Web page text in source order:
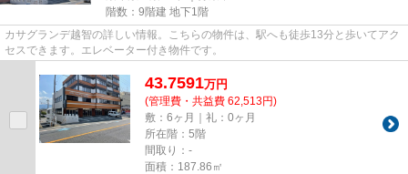
階数：9階建 地下1階
カサグランデ越智の詳しい情報。こちらの物件は、駅へも徒歩13分と歩いてアク
セスできます。エレベーター付き物件です。
43.7591万円
(管理費・共益費 62,513円)
敷：6ヶ月｜礼：0ヶ月
所在階：5階
間取り：-
面積：187.86㎡